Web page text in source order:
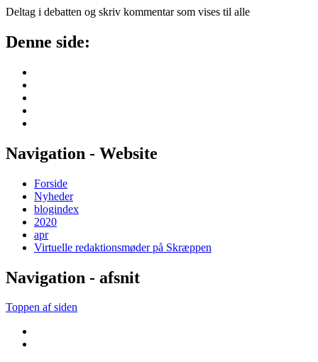
Deltag i debatten og skriv kommentar som vises til alle
Denne side:
Navigation - Website
Forside
Nyheder
blogindex
2020
apr
Virtuelle redaktions­møder på Skræppen
Navigation - afsnit
Toppen af siden